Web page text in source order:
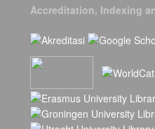
Accreditation, Indexing